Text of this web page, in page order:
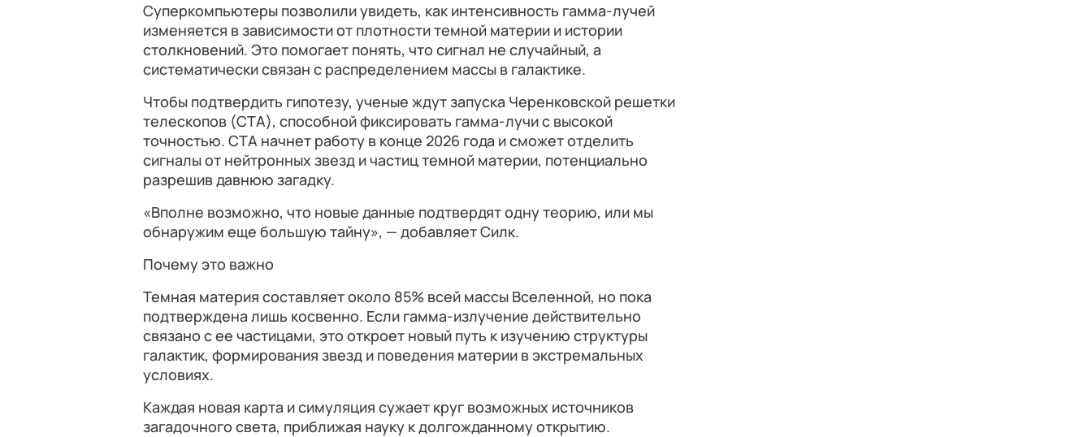
Суперкомпьютеры позволили увидеть, как интенсивность гамма-лучей
изменяется в зависимости от плотности темной материи и истории
столкновений. Это помогает понять, что сигнал не случайный, а
систематически связан с распределением массы в галактике.
Чтобы подтвердить гипотезу, ученые ждут запуска Черенковской решетки
телескопов (CTA), способной фиксировать гамма-лучи с высокой
точностью. CTA начнет работу в конце 2026 года и сможет отделить
сигналы от нейтронных звезд и частиц темной материи, потенциально
разрешив давнюю загадку.
«Вполне возможно, что новые данные подтвердят одну теорию, или мы
обнаружим еще большую тайну», — добавляет Силк.
Почему это важно
Темная материя составляет около 85% всей массы Вселенной, но пока
подтверждена лишь косвенно. Если гамма-излучение действительно
связано с ее частицами, это откроет новый путь к изучению структуры
галактик, формирования звезд и поведения материи в экстремальных
условиях.
Каждая новая карта и симуляция сужает круг возможных источников
загадочного света, приближая науку к долгожданному открытию.